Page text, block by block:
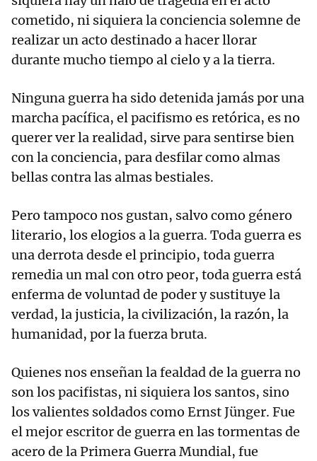
cometido, ni siquiera la conciencia solemne de
realizar un acto destinado a hacer llorar
durante mucho tiempo al cielo y a la tierra.
Ninguna guerra ha sido detenida jamás por una
marcha pacífica, el pacifismo es retórica, es no
querer ver la realidad, sirve para sentirse bien
con la conciencia, para desfilar como almas
bellas contra las almas bestiales.
Pero tampoco nos gustan, salvo como género
literario, los elogios a la guerra. Toda guerra es
una derrota desde el principio, toda guerra
remedia un mal con otro peor, toda guerra está
enferma de voluntad de poder y sustituye la
verdad, la justicia, la civilización, la razón, la
humanidad, por la fuerza bruta.
Quienes nos enseñan la fealdad de la guerra no
son los pacifistas, ni siquiera los santos, sino
los valientes soldados como Ernst Jünger. Fue
el mejor escritor de guerra en las tormentas de
acero de la Primera Guerra Mundial, fue